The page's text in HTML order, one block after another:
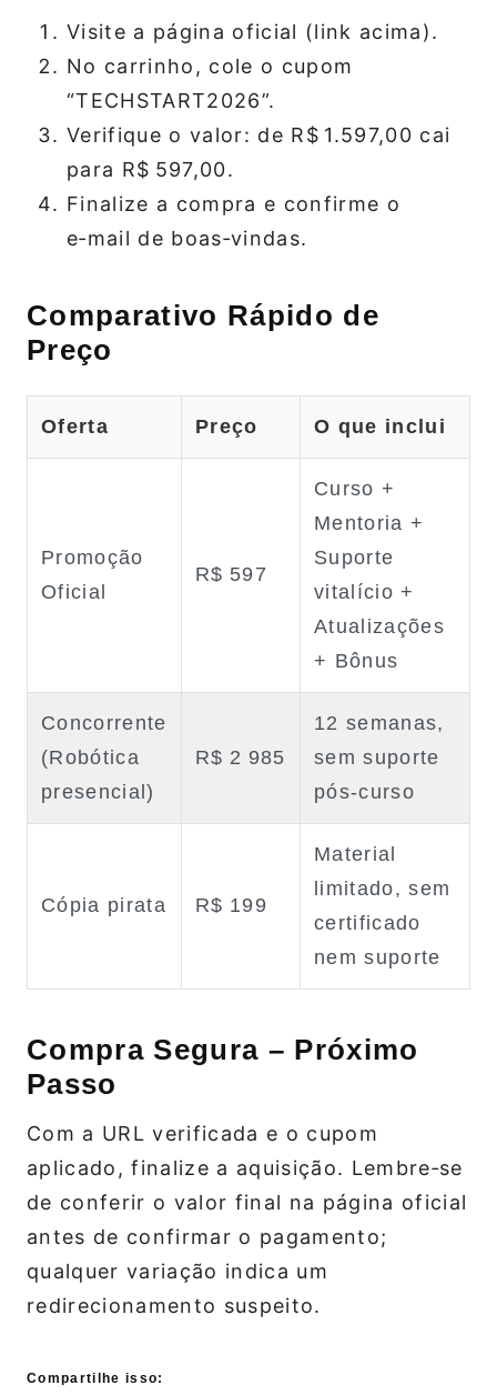
Visite a página oficial (link acima).
No carrinho, cole o cupom
“TECHSTART2026”.
Verifique o valor: de R$ 1.597,00 cai
para R$ 597,00.
Finalize a compra e confirme o
e‑mail de boas‑vindas.
Comparativo Rápido de
Preço
Oferta Preço O que inclui
Promoção
Oficial
R$ 597
Curso +
Mentoria +
Suporte
vitalício +
Atualizações
+ Bônus
Concorrente
(Robótica
presencial)
R$ 2 985
12 semanas,
sem suporte
pós‑curso
Cópia pirata R$ 199
Material
limitado, sem
certificado
nem suporte
Compra Segura – Próximo
Passo
Com a URL verificada e o cupom
aplicado, finalize a aquisição. Lembre‑se
de conferir o valor final na página oficial
antes de confirmar o pagamento;
qualquer variação indica um
redirecionamento suspeito.
Compartilhe isso: